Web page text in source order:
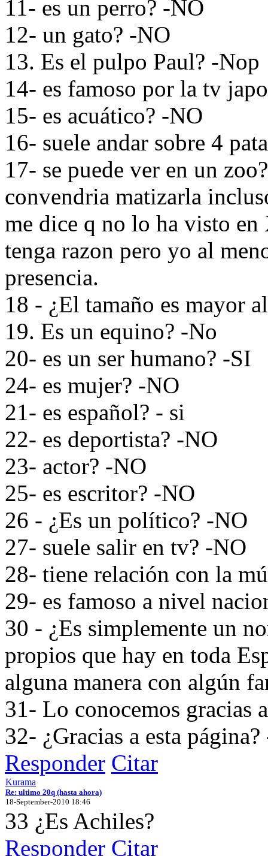
11- es un perro? -NO
12- un gato? -NO
13. Es el pulpo Paul? -Nop
14- es famoso por la tv
15- es acuático? -NO
16- suele andar sobre 4
17- se puede ver en un
convendria matizarla
me dice q no lo ha visto en
tenga razon pero yo al
presencia.
18 - ¿El tamaño es mayor
19. Es un equino? -No
20- es un ser humano? -SI
24- es mujer? -NO
21- es español? - si
22- es deportista? -NO
23- actor? -NO
25- es escritor? -NO
26 - ¿Es un político? -NO
27- suele salir en tv? -NO
28- tiene relación con la
29- es famoso a nivel
30 - ¿Es simplemente un
propios que hay en toda
alguna manera con algún
31- Lo conocemos gracias
32- ¿Gracias a esta
Responder Citar
Kurama
Re: ultimo 20q (hasta ahora)
18-September-2010 18:46
33 ¿Es Achiles?
Responder Citar